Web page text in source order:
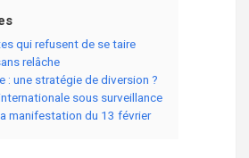
qui refusent de se taire
relâche
: une stratégie de diversion ?
sous surveillance
manifestation du 13 février